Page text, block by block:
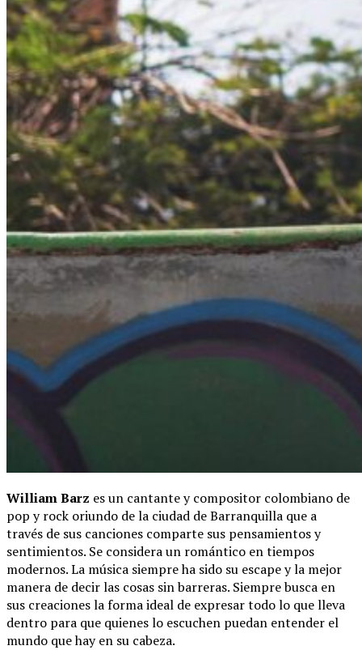
William Barz es un cantante y compositor colombiano de
pop y rock oriundo de la ciudad de Barranquilla que a
través de sus canciones comparte sus pensamientos y
sentimientos. Se considera un romántico en tiempos
modernos. La música siempre ha sido su escape y la mejor
manera de decir las cosas sin barreras. Siempre busca en
sus creaciones la forma ideal de expresar todo lo que lleva
dentro para que quienes lo escuchen puedan entender el
mundo que hay en su cabeza.